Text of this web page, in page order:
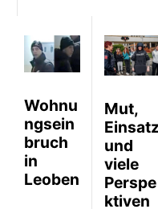
Wohnu
ngsein
bruch
in
Leoben
Mut,
Einsatz
und
viele
Perspe
ktiven